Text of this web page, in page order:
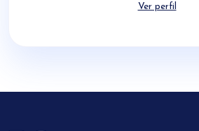
Ver perfil